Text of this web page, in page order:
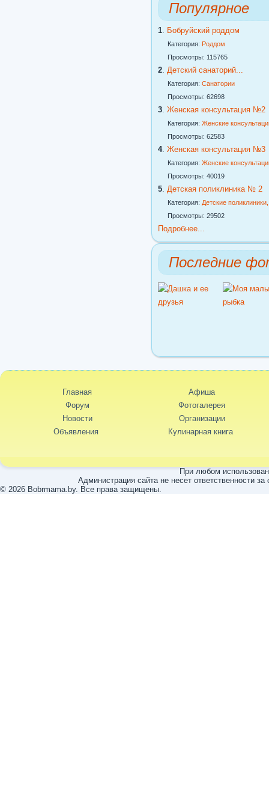
Популярное
1. Бобруйский роддом
Категория: Роддом
Просмотры: 115765
2. Детский санаторий...
Категория: Санатории
Просмотры: 62698
3. Женская консультация №2
Категория: Женские
Просмотры: 62583
4. Женская консультация №3
Категория: Женские
Просмотры: 40019
5. Детская поликлиника № 2
Категория: Детские
Просмотры: 29502
Подробнее...
Последние
Главная
Форум
Новости
Объявления
Афиша
Фотогалерея
Организации
Кулинарная книга
При любом
Администрация сайта не несет ответственности
© 2026 Bobrmama.by. Все права защищены.